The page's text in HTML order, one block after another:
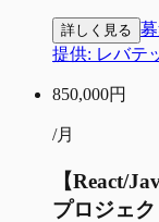
詳しく見る
提供: レバテ
850,000円
/月
【React/
プロジェ